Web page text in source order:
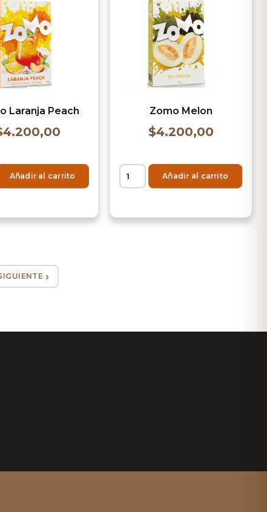
Laranja Peach
4.200,00
Añadir al carrito
Zomo Melon
$4.200,00
Añadir al carrito